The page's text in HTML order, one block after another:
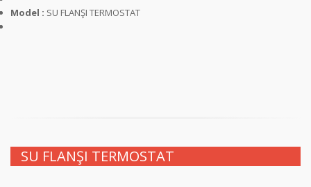
Model : SU FLANŞI TERMOSTAT
SU FLANŞI TERMOSTAT